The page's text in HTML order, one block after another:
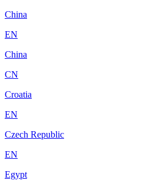
China
EN
China
CN
Croatia
EN
Czech Republic
EN
Egypt